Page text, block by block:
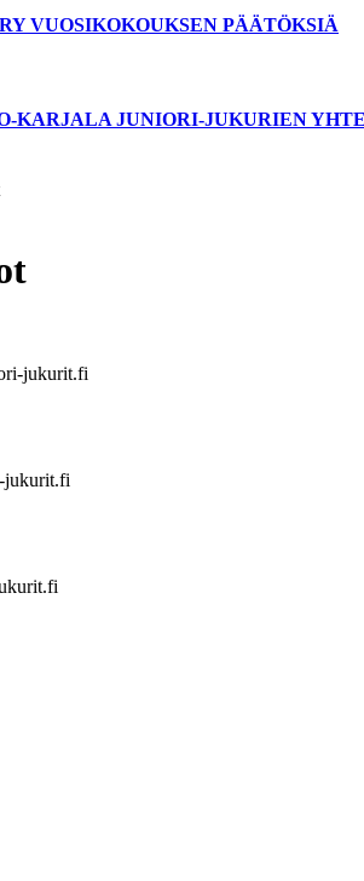
VUOSIKOKOUKSEN PÄÄTÖKSIÄ
KARJALA JUNIORI-JUKURIEN
jukurit.fi
jukurit.fi